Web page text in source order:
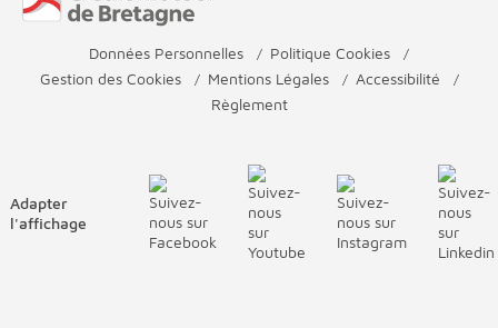
Données Personnelles
Politique Cookies
Gestion des Cookies
Mentions Légales
Accessibilité
Règlement
Adapter
l'affichage